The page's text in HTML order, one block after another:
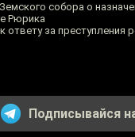
собора о
Рюрика
за преступления
Подписывайся